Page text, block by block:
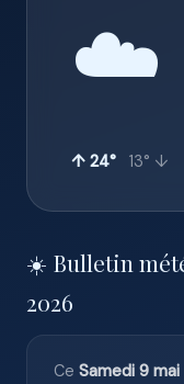
☁️
↑ 24° 13° ↓
☀️ Bulletin
2026
Ce Samedi 9